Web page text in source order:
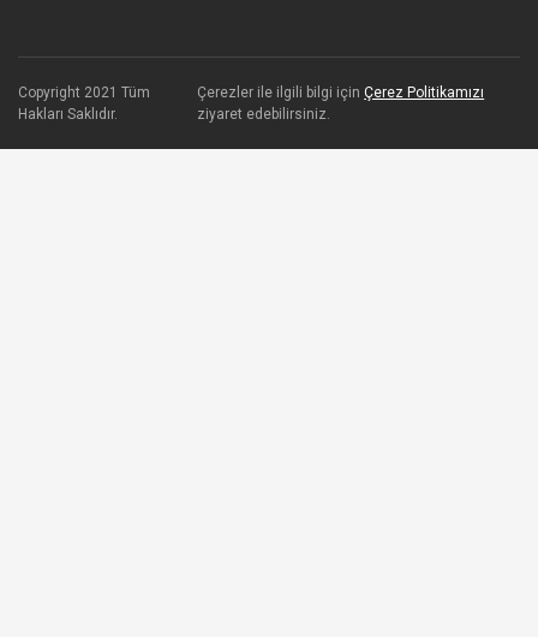
Copyright 2021 Tüm
Hakları Saklıdır.
Çerezler ile ilgili bilgi içinÇerez Politikamızı
ziyaret edebilirsiniz.